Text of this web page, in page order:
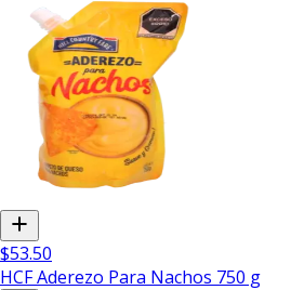
$53.50
HCF Aderezo Para Nachos 750 g